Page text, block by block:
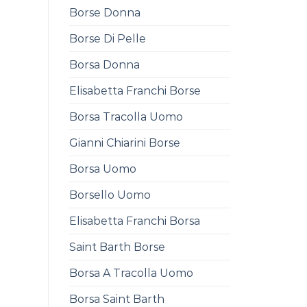
Borse Donna
Borse Di Pelle
Borsa Donna
Elisabetta Franchi Borse
Borsa Tracolla Uomo
Gianni Chiarini Borse
Borsa Uomo
Borsello Uomo
Elisabetta Franchi Borsa
Saint Barth Borse
Borsa A Tracolla Uomo
Borsa Saint Barth